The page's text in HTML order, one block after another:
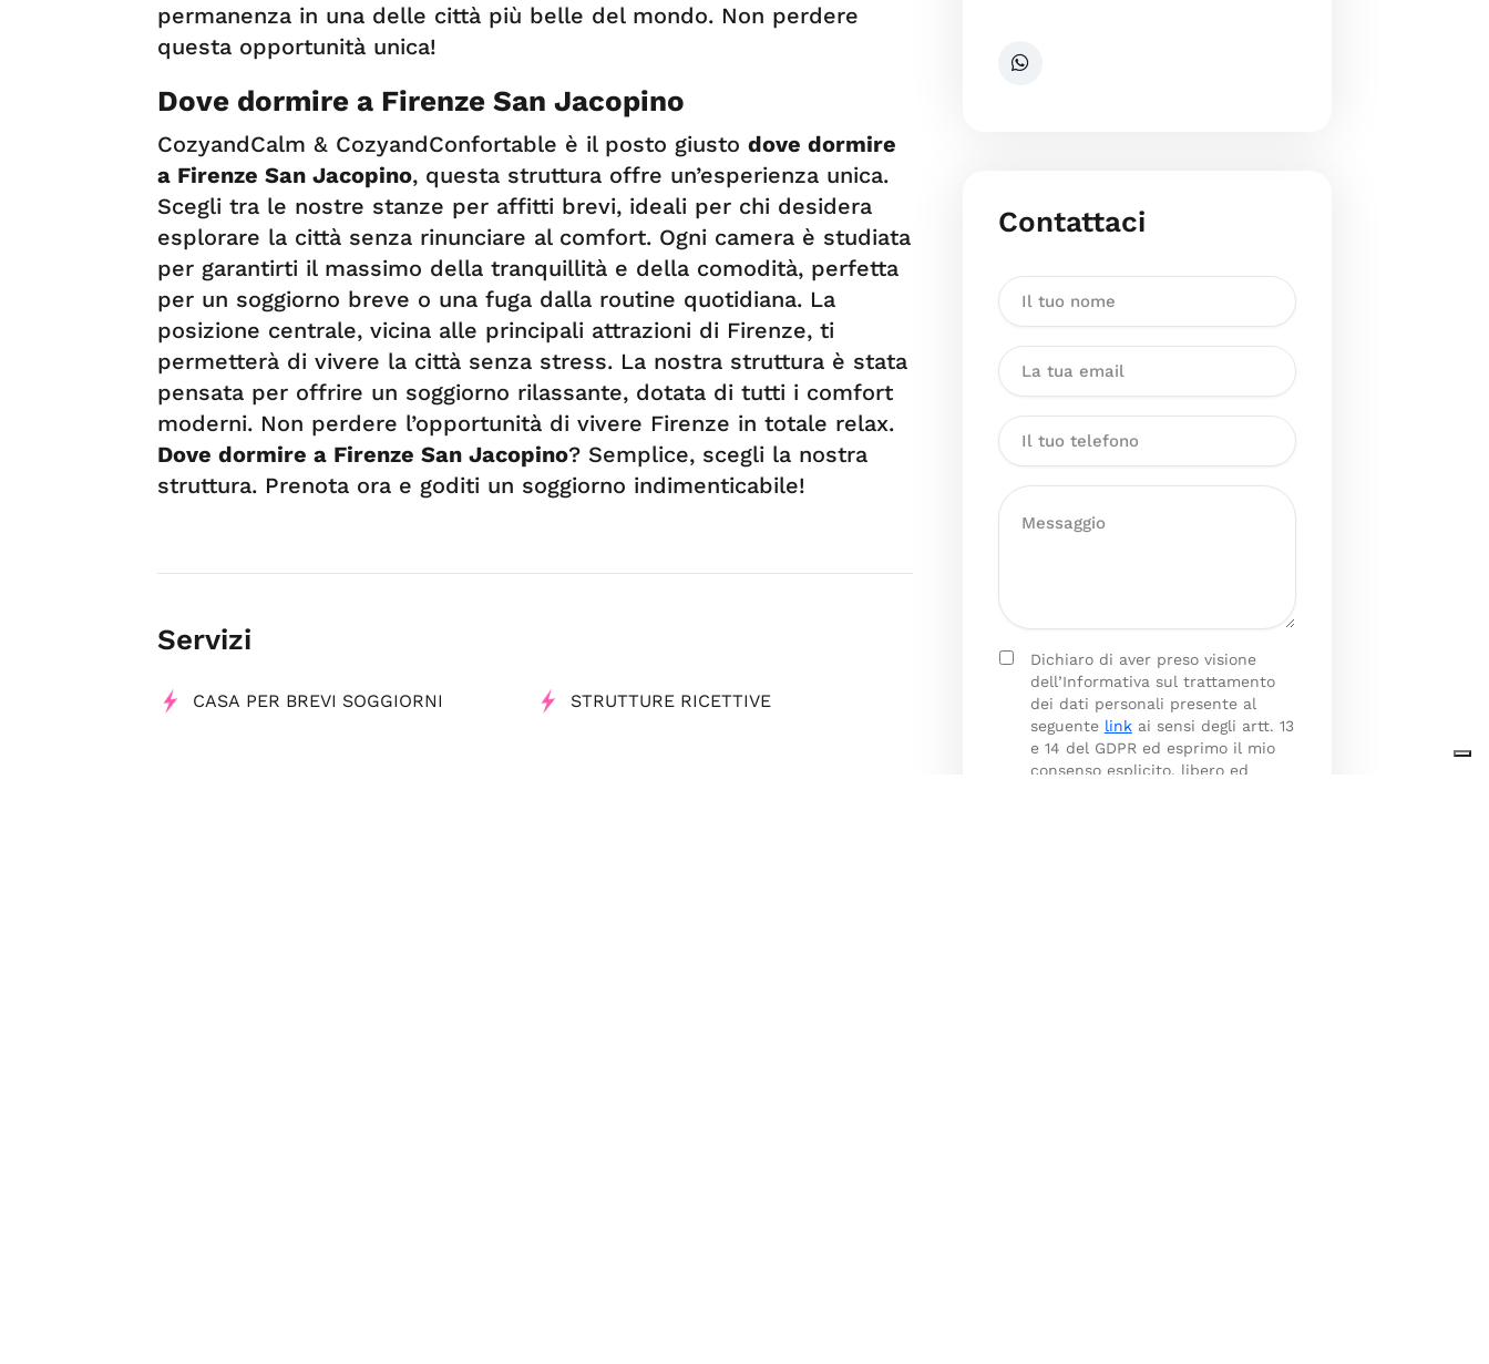
permanenza in una delle città più belle del mondo. Non perdere
questa opportunità unica!
Dove dormire a Firenze San Jacopino
CozyandCalm & CozyandConfortable è il posto giusto dove dormire
a Firenze San Jacopino, questa struttura offre un’esperienza unica.
Scegli tra le nostre stanze per affitti brevi, ideali per chi desidera
esplorare la città senza rinunciare al comfort. Ogni camera è studiata
per garantirti il massimo della tranquillità e della comodità, perfetta
per un soggiorno breve o una fuga dalla routine quotidiana. La
posizione centrale, vicina alle principali attrazioni di Firenze, ti
permetterà di vivere la città senza stress. La nostra struttura è stata
pensata per offrire un soggiorno rilassante, dotata di tutti i comfort
moderni. Non perdere l’opportunità di vivere Firenze in totale relax.
Dove dormire a Firenze San Jacopino? Semplice, scegli la nostra
struttura. Prenota ora e goditi un soggiorno indimenticabile!
Servizi
CASA PER BREVI SOGGIORNI STRUTTURE RICETTIVE
Contattaci
Dichiaro di aver preso visione
dell’Informativa sul trattamento
dei dati personali presente al
seguente linkai sensi degli artt. 13
e 14 del GDPR ed esprimo il mio
consenso esplicito, libero ed